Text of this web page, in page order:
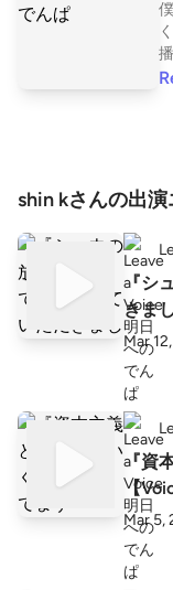
N
ce BGM 『秋の足音
shin kさんの出
『シ
きま
Mar
『資
【
Mar 5,